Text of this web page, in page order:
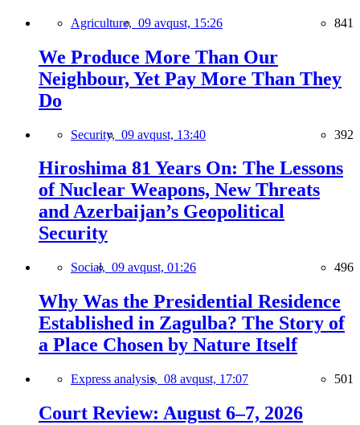
Agriculture, 09 avqust, 15:26 841
We Produce More Than Our
Neighbour, Yet Pay More Than They
Do
Security, 09 avqust, 13:40 392
Hiroshima 81 Years On: The Lessons
of Nuclear Weapons, New Threats
and Azerbaijan’s Geopolitical
Security
Social, 09 avqust, 01:26 496
Why Was the Presidential Residence
Established in Zagulba? The Story of
a Place Chosen by Nature Itself
Express analysis, 08 avqust, 17:07 501
Court Review: August 6–7, 2026